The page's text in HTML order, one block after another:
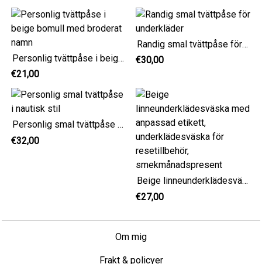
Personlig tvättpåse i beige bomull med broderat namn
€21,00
Randig smal tvättpåse för underkläder
€30,00
Personlig smal tvättpåse i nautisk stil
€32,00
Beige linneunderklädesväska med anpassad etikett, underklädesväska för resetillbehör, smekmånadspresent
€27,00
Om mig
Frakt & policyer